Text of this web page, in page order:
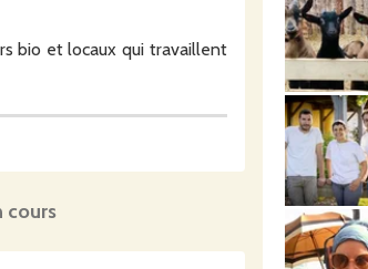
bio et locaux qui travaillent
par chèque (à l'ordre Les
sûr, mais également des
des légumes, des pains,
cours